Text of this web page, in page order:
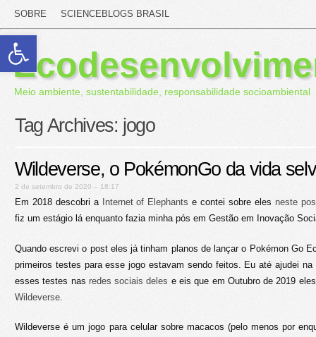
Abrir a barra de ferramentas
SOBRE SCIENCEBLOGS BRASIL
Meio ambiente, sustentabilidade, responsabilidade socioambiental
Tag Archives: jogo
Wildeverse, o PokémonGo da vida
2 de setembro de 2020 – 18:17
Em 2018 descobri a Internet of Elephants e contei sobre eles neste
fiz um estágio lá enquanto fazia minha pós em Gestão em Inovação
Quando escrevi o post eles já tinham planos de lançar o Pokémon Go
primeiros testes para esse jogo estavam sendo feitos. Eu até ajudei na
esses testes nas redes sociais deles e eis que em Outubro de 2019
Wildeverse
Wildeverse é um jogo para celular sobre macacos (pelo menos por